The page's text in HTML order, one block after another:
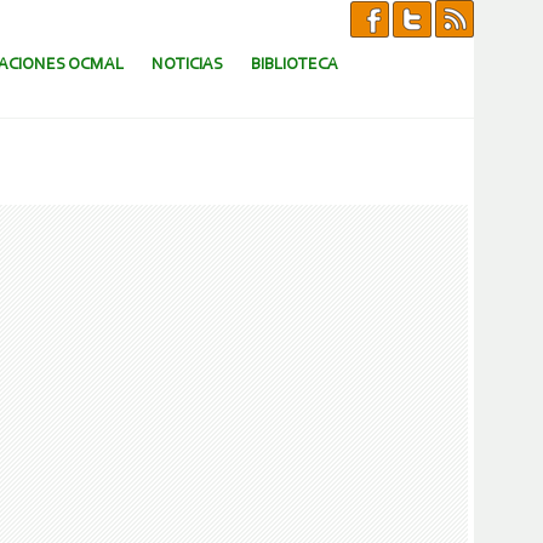
OCMAL NOTICIAS BIBLIOTECA